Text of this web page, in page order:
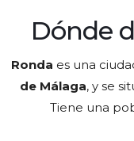
Dónde
Ronda es una
de Málaga, y se
Tiene una